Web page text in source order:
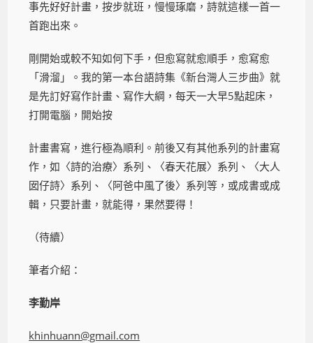
事先好好計畫，按步就班，慢慢琢磨，詩就這樣一首一
首跑出來。
剛開始或較不知如何下手，但愈寫就愈順手，愈寫愈
「滑溜」。我的第一本台語詩集《新台灣人三步曲》就
是先訂好寫作計畫、寫作大綱，每天一大早5點起床，
打開電腦，開始按
計畫書寫，進行極為順利。前後又有其他系列的計畫寫
作，如〈詩的治療〉系列、〈春天花展〉系列、〈大人
囡仔詩〉系列、〈阿爸中風了後〉系列等，或成書或成
輯，只要計畫，就能得，果然要得！
（待續）
筆者介紹：
李勤岸
khinhuann@gmail.com